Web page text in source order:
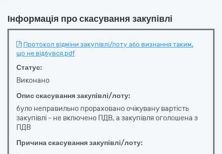
Інформація про скасування закупівлі
Протокол відміни закупівлі/лоту або визнання таким,
що не відбувся.pdf
Статус:
Виконано
Опис скасування закупівлі/лоту:
було неправильно прораховано очікувану вартість
закупівлі - не включено ПДВ, а закупівля оголошена з
ПДВ
Причина скасування закупівлі/лоту: